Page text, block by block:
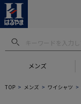
メンズ
TOP メンズ ワイシャツ